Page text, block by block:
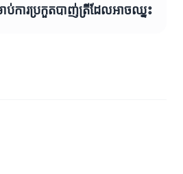
ប់ការប្រកួតបាញ់ត្រីដែលអាចឈ្នះ